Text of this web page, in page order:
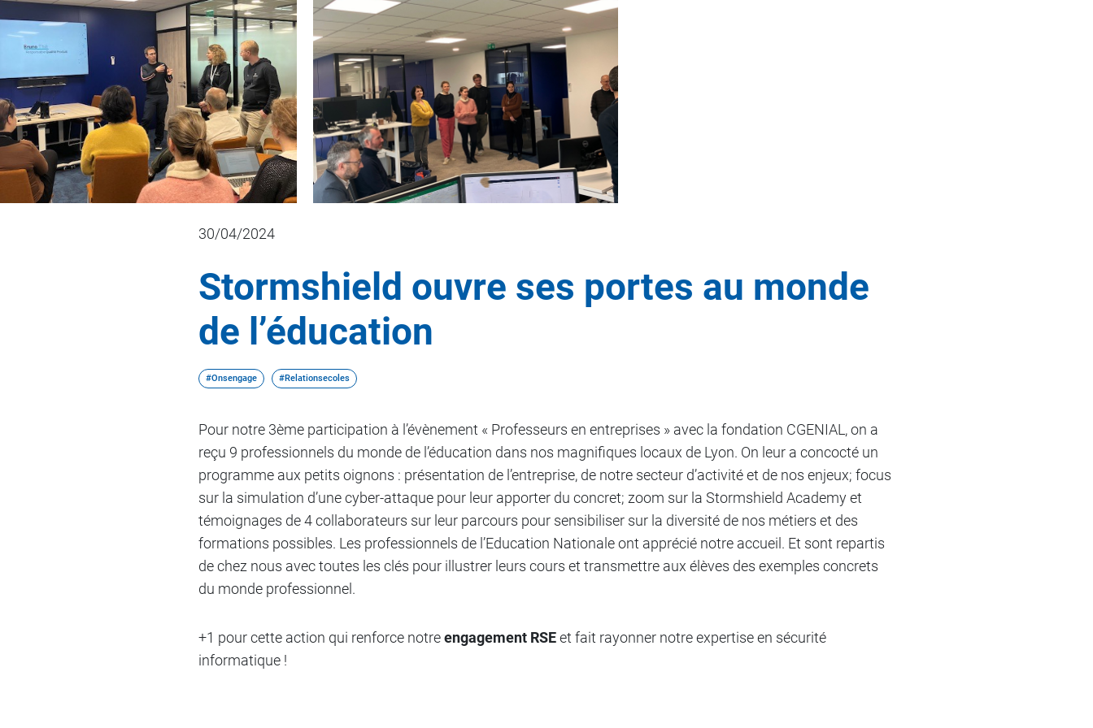
30/04/2024
Stormshield ouvre ses portes au monde
de l’éducation
#Onsengage #Relationsecoles
Pour notre 3ème participation à l’évènement « Professeurs en entreprises » avec la fondation CGENIAL, on a
reçu 9 professionnels du monde de l’éducation dans nos magnifiques locaux de Lyon. On leur a concocté un
programme aux petits oignons : présentation de l’entreprise, de notre secteur d’activité et de nos enjeux; focus
sur la simulation d’une cyber-attaque pour leur apporter du concret; zoom sur la Stormshield Academy et
témoignages de 4 collaborateurs sur leur parcours pour sensibiliser sur la diversité de nos métiers et des
formations possibles. Les professionnels de l’Education Nationale ont apprécié notre accueil. Et sont repartis
de chez nous avec toutes les clés pour illustrer leurs cours et transmettre aux élèves des exemples concrets
du monde professionnel.
+1 pour cette action qui renforce notreengagement RSEet fait rayonner notre expertise en sécurité
informatique !